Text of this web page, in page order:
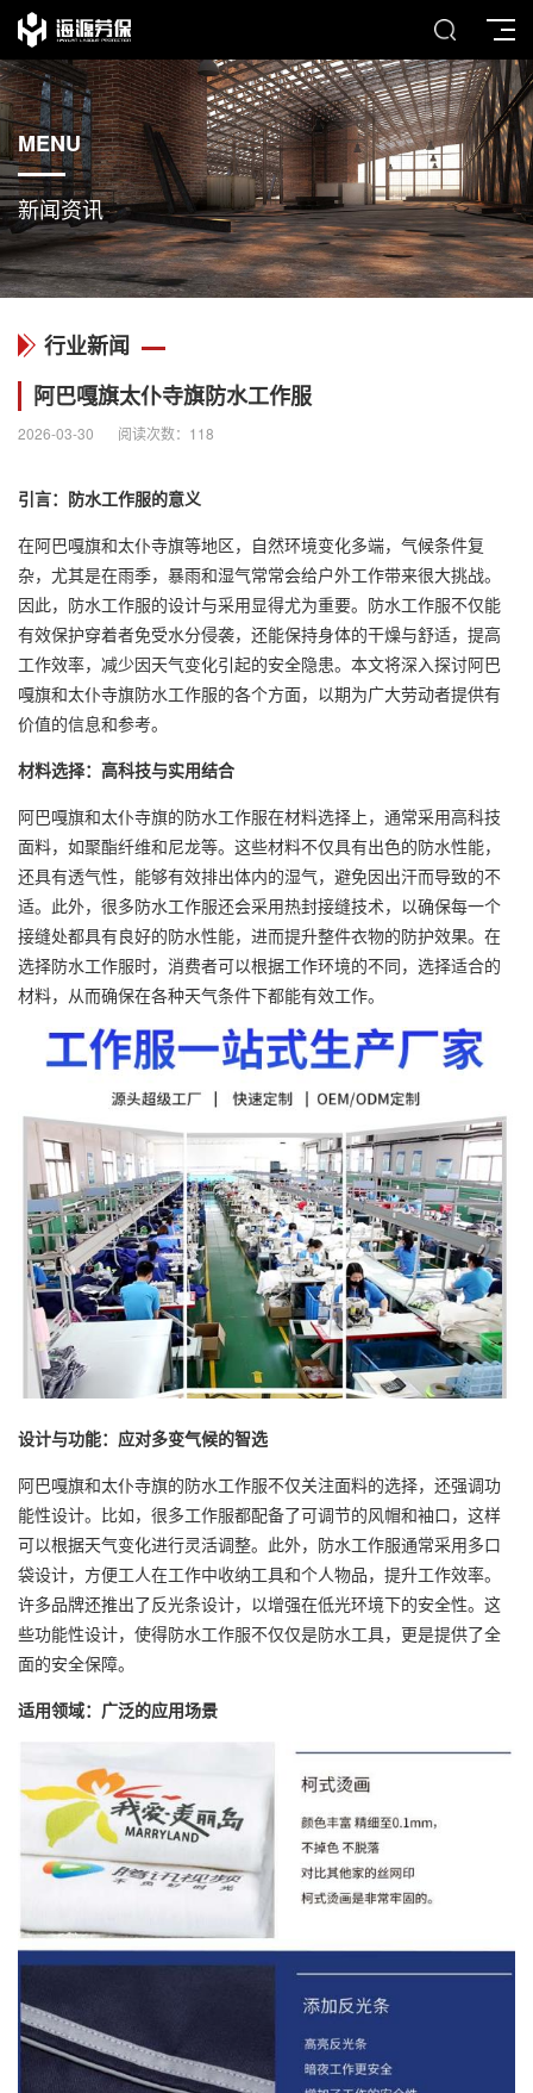
MENU
新闻资讯
行业新闻
阿巴嘎旗太仆寺旗防水工作服
2026-03-30 阅读次数： 118
引言： 防水工作服的意义
在阿巴嘎旗和太仆寺旗等地区，自然环境变化多端，气候条件复
杂，尤其是在雨季，暴雨和湿气常常会给户外工作带来很大挑战。
因此，防水工作服的设计与采用显得尤为重要。防水工作服不仅能
有效保护穿着者免受水分侵袭，还能保持身体的干燥与舒适，提高
工作效率，减少因天气变化引起的安全隐患。本文将深入探讨阿巴
嘎旗和太仆寺旗防水工作服的各个方面，以期为广大劳动者提供有
价值的信息和参考。
材料选择：高科技与实用结合
阿巴嘎旗和太仆寺旗的防水工作服在材料选择上，通常采用高科技
面料，如聚酯纤维和尼龙等。这些材料不仅具有出色的防水性能，
还具有透气性，能够有效排出体内的湿气，避免因出汗而导致的不
适。此外，很多防水工作服还会采用热封接缝技术，以确保每一个
接缝处都具有良好的防水性能，进而提升整件衣物的防护效果。在
选择防水工作服时，消费者可以根据工作环境的不同，选择适合的
材料，从而确保在各种天气条件下都能有效工作。
设计与功能：应对多变气候的智选
阿巴嘎旗和太仆寺旗的防水工作服不仅关注面料的选择，还强调功
能性设计。比如，很多工作服都配备了可调节的风帽和袖口，这样
可以根据天气变化进行灵活调整。此外，防水工作服通常采用多口
袋设计，方便工人在工作中收纳工具和个人物品，提升工作效率。
许多品牌还推出了反光条设计，以增强在低光环境下的安全性。这
些功能性设计，使得防水工作服不仅仅是防水工具，更是提供了全
面的安全保障。
适用领域：广泛的应用场景